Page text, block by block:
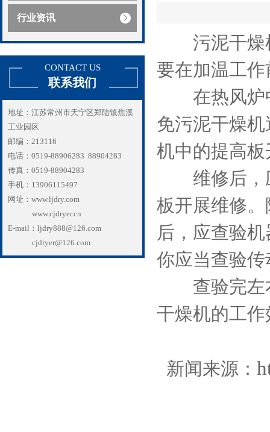
行业资讯
CONTACT US
联系我们
地址：江苏常州市天宁区郑陆镇焦溪
工业园区
邮编：213116
电话：0519-88906283 88904283
传真：0519-88904283
手机：13906115497
网址：www.ljdry.com
www.cjdryer.cn
E-mail：ljdry888@126.com
cjdryer@126.com
污泥干燥机
要在加温工
在热风炉中
免污泥干燥
机中的提高
维修后，应
板开展维修
后，应查验
你应当查验
查验完左右
干燥机的工
新闻来源：